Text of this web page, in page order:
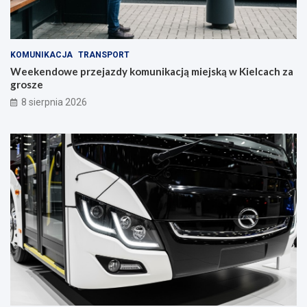
S
t
w
c
z
y
e
KOMUNIKACJA TRANSPORT
Weekendowe przejazdy komunikacją miejską w Kielcach za
grosze
8 sierpnia 2026